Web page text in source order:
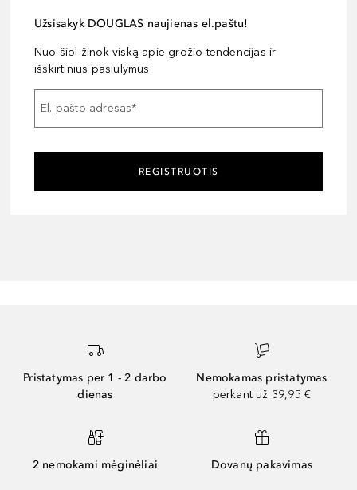
Užsisakyk DOUGLAS naujienas el.paštu!
Nuo šiol žinok viską apie grožio tendencijas ir
išskirtinius pasiūlymus
El. pašto adresas*
REGISTRUOTIS
Pristatymas per 1 - 2 darbo
dienas
Nemokamas pristatymas
perkant už 39,95 €
2 nemokami mėginėliai Dovanų pakavimas